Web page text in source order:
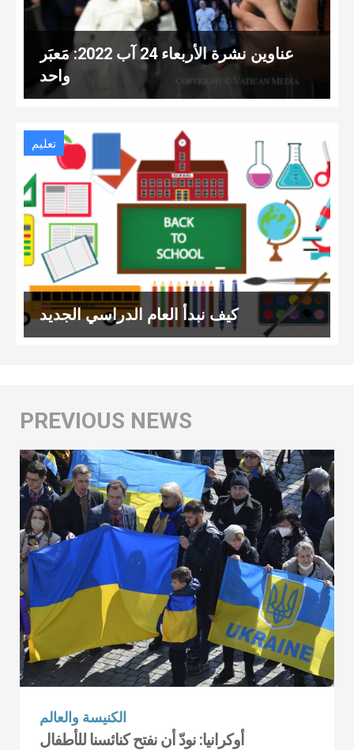
عناوين نشرة الأربعاء 24 آب 2022: مَعبَر
واحد
تعليم
كيف نبدأ العام الدراسي الجديد
الكنيسة والعالم
أوكرانيا: نودّ أن نفتح كنائسنا للأطفال